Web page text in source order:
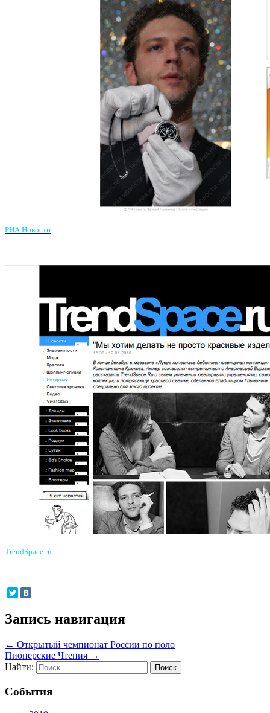
РИА Новости
TrendSpace.ru
Запись навигация
← Открытый чемпионат России по поло
Пионерские Чтения →
Найти:
События